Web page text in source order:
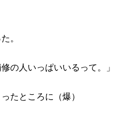
。
の人いっぱいいるって。」
たところに（爆）